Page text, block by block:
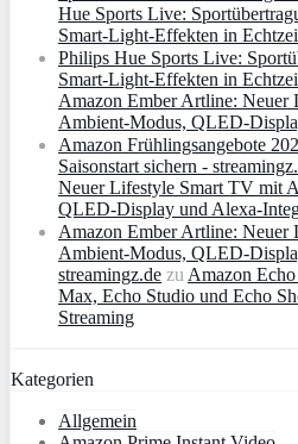
Hue Sports Live:
Smart‑Light‑Effekten in
Philips Hue Sports Live:
Smart‑Light‑Effekten in
Amazon Ember Artline: Neuer
Ambient‑Modus,
Amazon Frühlingsangebote
Saisonstart sichern -
Neuer Lifestyle Smart TV mit
QLED‑Display und
Amazon Ember Artline: Neuer
Ambient‑Modus,
streamingz.de zuAmazon
Max, Echo Studio und Echo
Streaming
Kategorien
Allgemein